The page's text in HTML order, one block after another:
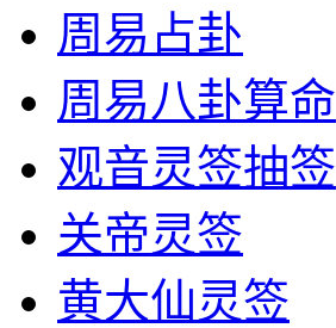
周易占卦
周易八卦算命
观音灵签抽签
关帝灵签
黄大仙灵签